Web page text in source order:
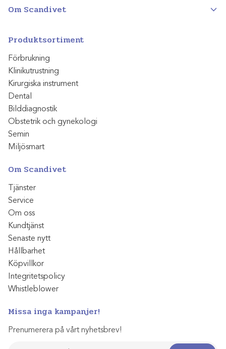
Om Scandivet
Produktsortiment
Förbrukning
Klinikutrustning
Kirurgiska instrument
Dental
Bilddiagnostik
Obstetrik och gynekologi
Semin
Miljösmart
Om Scandivet
Tjänster
Service
Om oss
Kundtjänst
Senaste nytt
Hållbarhet
Köpvillkor
Integritetspolicy
Whistleblower
Missa inga kampanjer!
Prenumerera på vårt nyhetsbrev!